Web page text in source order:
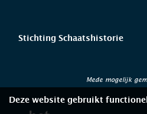
Stichting Schaatshistorie
Mede mogelijk
Deze website gebruikt